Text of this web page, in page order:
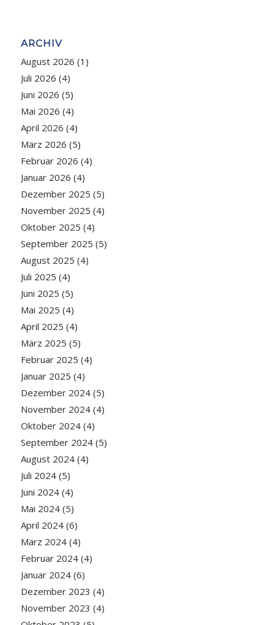
ARCHIV
August 2026 (1)
Juli 2026 (4)
Juni 2026 (5)
Mai 2026 (4)
April 2026 (4)
März 2026 (5)
Februar 2026 (4)
Januar 2026 (4)
Dezember 2025 (5)
November 2025 (4)
Oktober 2025 (4)
September 2025 (5)
August 2025 (4)
Juli 2025 (4)
Juni 2025 (5)
Mai 2025 (4)
April 2025 (4)
März 2025 (5)
Februar 2025 (4)
Januar 2025 (4)
Dezember 2024(5)
November 2024(4)
Oktober 2024(4)
September 2024(5)
August 2024(4)
Juli 2024(5)
Juni 2024(4)
Mai 2024(5)
April 2024(6)
März 2024(4)
Februar 2024(4)
Januar 2024(6)
Dezember 2023 (4)
November 2023 (4)